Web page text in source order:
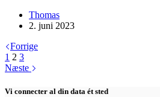
Thomas
2. juni 2023
Forrige
1 2 3
Næste
Vi connecter al din data ét sted